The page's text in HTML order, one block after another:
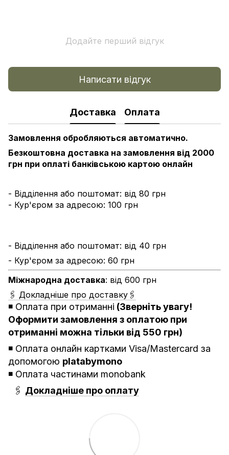
Додайте перший відгук
Написати відгук
Доставка Оплата
Замовлення обробляються автоматично.
Безкоштовна доставка на замовлення від 2000
грн при оплаті банківською картою онлайн
- Відділення або поштомат: від 80 грн
- Кур'єром за адресою: 100 грн
- Відділення або поштомат: від 40 грн
- Кур'єром за адресою: 60 грн
Міжнародна доставка: від 600 грн
🖇 Докладніше про доставку🖇
◾️ Оплата при отриманні (Зверніть увагу!
Оформити замовлення з оплатою при
отриманні можна тільки від 550 грн)
◾️ Оплата онлайн картками Visa/Mastercard за
допомогою platabymono
◾️ Оплата частинами monobank
🖇 Докладніше про оплату